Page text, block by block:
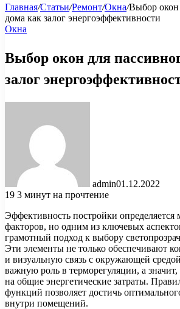
Главная/Статьи/Ремонт/Окна/Выбор окон
дома как залог энергоэффективности
Окна
Выбор окон для
залог
admin01.12.2022
19 3 минут на прочтение
Эффективность постройки определяется
факторов, но одним из ключевых
грамотный подход к выбору
Эти элементы не только обеспечивают
и визуальную связь с окружающей
важную роль в терморегуляции, а
на общие энергетические затраты.
функций позволяет достичь
внутри помещений.